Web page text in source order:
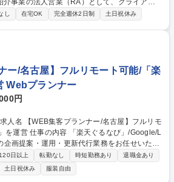
介事業の法人営業（RA）として、クライアン
進。提携会社を通じた営業・販路拡大や、地方
籍社員の入社手続きに関する調整・社内外の
的な関係構築のためのフォローアップ ■提携
種 【伏見徒歩5分/法人営
2日/週３リモート/年休130日
し 在宅OK 完全週休2日制 土日祝休み
ー/名古屋】フルリモート可能/「楽
Webプランナー
円
なび」/Google/L
企画提案・運用・更新代行業務をお任せいたし
・提案を行い、年間を通して飲食店をサポート
それを基に各メディアにおける最適化を提案■
日以上 転勤なし 時短勤務あり
退職金あり
土日祝休み 服装自由